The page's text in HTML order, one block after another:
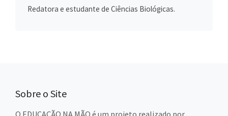
Redatora e estudante de Ciências Biológicas.
Sobre o Site
O EDUCAÇÃO NA MÃO é um projeto realizado por